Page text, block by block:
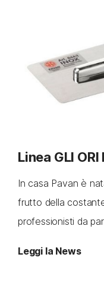
Linea GLI ORI
In casa Pavan è
frutto della
professionisti da
Leggi la News